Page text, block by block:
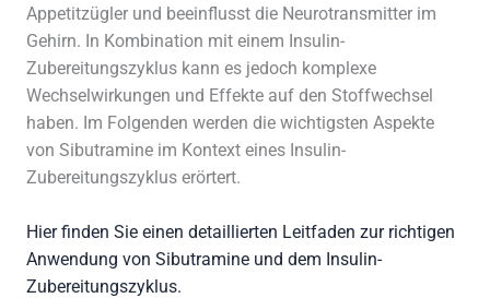
Appetitzügler und beeinflusst die Neurotransmitter im
Gehirn. In Kombination mit einem Insulin-
Zubereitungszyklus kann es jedoch komplexe
Wechselwirkungen und Effekte auf den Stoffwechsel
haben. Im Folgenden werden die wichtigsten Aspekte
von Sibutramine im Kontext eines Insulin-
Zubereitungszyklus erörtert.
Hier finden Sie einen detaillierten Leitfaden zur richtigen
Anwendung von Sibutramine und dem Insulin-
Zubereitungszyklus.